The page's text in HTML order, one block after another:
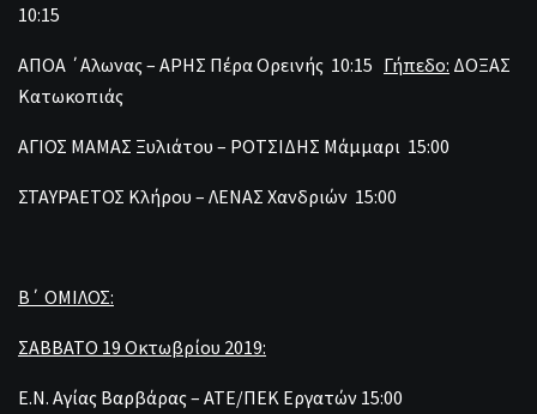
10:15
ΑΠΟΑ ΄Αλωνας – ΑΡΗΣ Πέρα Ορεινής 10:15 Γήπεδο: ΔΟΞΑΣ
Κατωκοπιάς
ΑΓΙΟΣ ΜΑΜΑΣ Ξυλιάτου – ΡΟΤΣΙΔΗΣ Μάμμαρι 15:00
ΣΤΑΥΡΑΕΤΟΣ Κλήρου – ΛΕΝΑΣ Χανδριών 15:00
Β΄ ΟΜΙΛΟΣ:
ΣΑΒΒΑΤΟ 19 Οκτωβρίου 2019:
Ε.Ν. Αγίας Βαρβάρας – ΑΤΕ/ΠΕΚ Εργατών 15:00